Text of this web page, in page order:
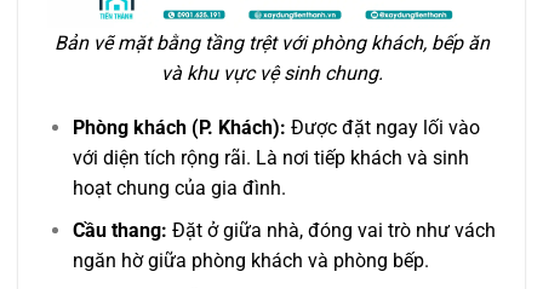
Bản vẽ mặt bằng tầng trệt với phòng khách, bếp ăn
và khu vực vệ sinh chung.
Phòng khách (P. Khách): Được đặt ngay lối vào
với diện tích rộng rãi. Là nơi tiếp khách và sinh
hoạt chung của gia đình.
Cầu thang: Đặt ở giữa nhà, đóng vai trò như vách
ngăn hờ giữa phòng khách và phòng bếp.